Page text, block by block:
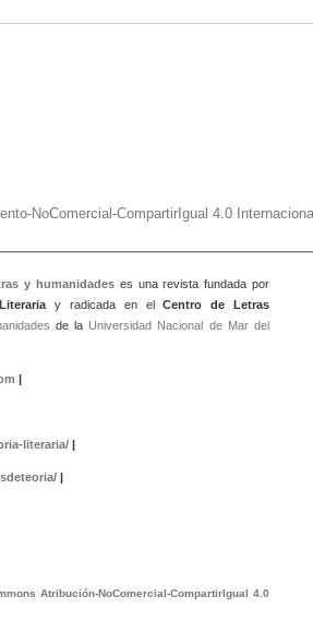
NoComercial-CompartirIgual 4.0
y humanidadeses una revista fundada por
y radicada en elCentro de Letras
de la Universidad Nacional de Mar del
|
literaria/|
|
Atribución-NoComercial-CompartirIgual 4.0